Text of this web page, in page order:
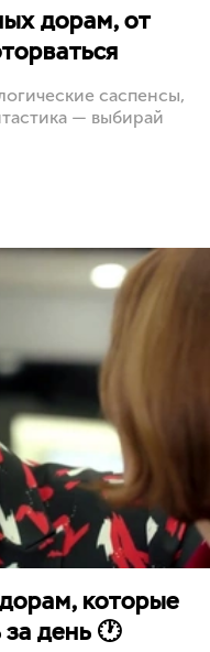
дорам, от
саспенсы,
— выбирай
которые
день 🕐